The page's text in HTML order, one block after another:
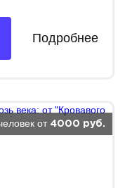
Подробнее
от 4000 руб.